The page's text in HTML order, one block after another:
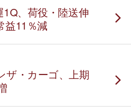
1Q、荷役・陸送伸
益11％減
ザ・カーゴ、上期